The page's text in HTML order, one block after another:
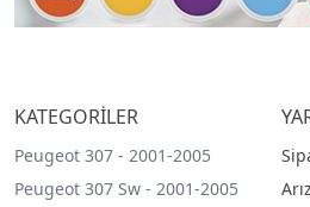
KATEGORİLER
Peugeot 307 - 2001-2005
Peugeot 307 Sw - 2001-2005